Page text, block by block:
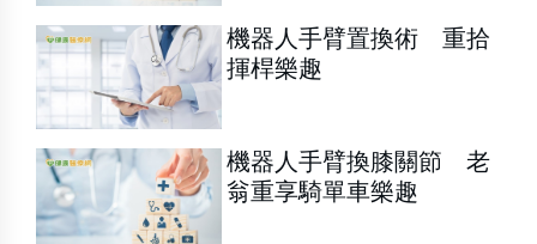
機器人手臂置換術 重拾
揮桿樂趣
機器人手臂換膝關節 老
翁重享騎單車樂趣